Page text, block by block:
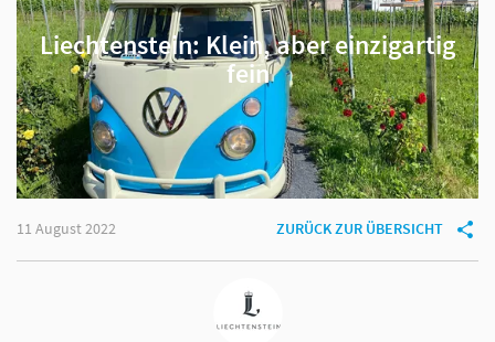
Liechtenstein: Klein, aber einzigartig
fein
11 August 2022 ZURÜCK ZUR ÜBERSICHT